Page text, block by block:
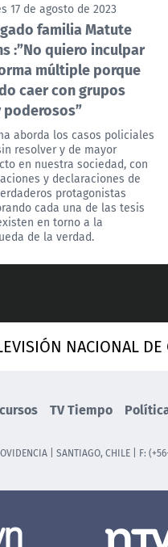
17 de agosto de 2023
familia Matute
:”No quiero inculpar
múltiple porque
caer con grupos
poderosos”
aborda los casos policiales
resolver y de mayor
en nuestra sociedad, con
y declaraciones de
protagonistas
cada una de las tesis
en torno a la
de la verdad.
NACIONAL DE
TV Tiempo
| SANTIAGO, CHILE | F: